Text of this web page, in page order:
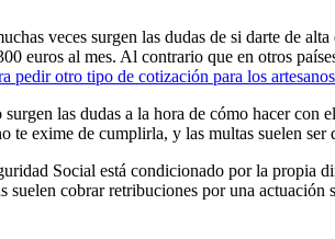
veces surgen las dudas de si darte de
euros al mes. Al contrario que en otros
pedir otro tipo de cotización para los artesanos
las dudas a la hora de cómo hacer
te exime de cumplirla, y las multas suelen ser
Social está condicionado por la propia
cobrar retribuciones por una